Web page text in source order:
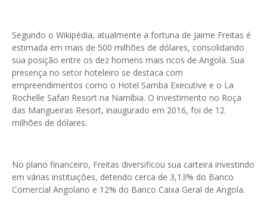
Segundo o Wikipédia, atualmente a fortuna de Jaime Freitas é
estimada em mais de 500 milhões de dólares, consolidando
sua posição entre os dez homens mais ricos de Angola. Sua
presença no setor hoteleiro se destaca com
empreendimentos como o Hotel Samba Executive e o La
Rochelle Safari Resort na Namíbia. O investimento no Roça
das Mangueiras Resort, inaugurado em 2016, foi de 12
milhões de dólares.
No plano financeiro, Freitas diversificou sua carteira investindo
em várias instituições, detendo cerca de 3,13% do Banco
Comercial Angolano e 12% do Banco Caixa Geral de Angola.